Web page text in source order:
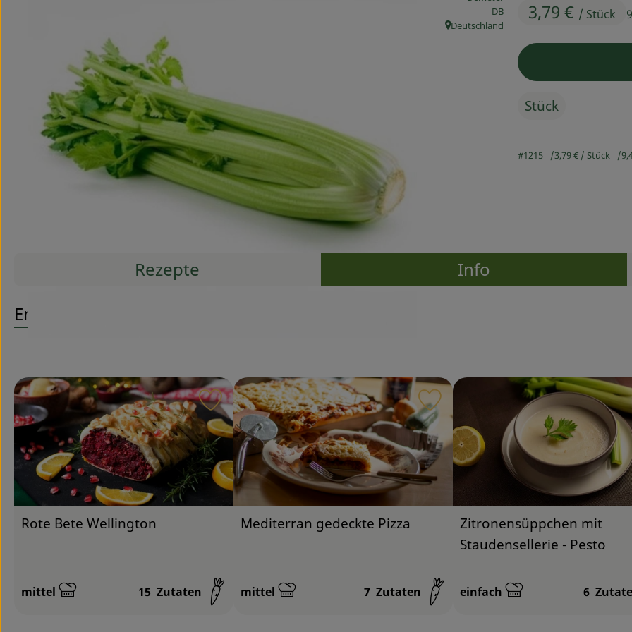
3,79 € / Stück
, Kontrollstelle:
DB
, Herkunft:
Deutschland
Stück
#1215 3,79 € / Stück
Rezepte Info
Entdecke passende Rezepte
Rote Bete Wellington
Schwierigkeit:
mittel 15 Zutaten
Rezept zu Favouriten hinzufügen
Mediterran gedeckte Pizza
Schwierigkeit:
mittel 7 Zutaten
Rezept zu Favouriten hinzufügen
Zitronensüppchen mit
Staudensellerie - Pesto
Schwierigkeit:
einfach 6